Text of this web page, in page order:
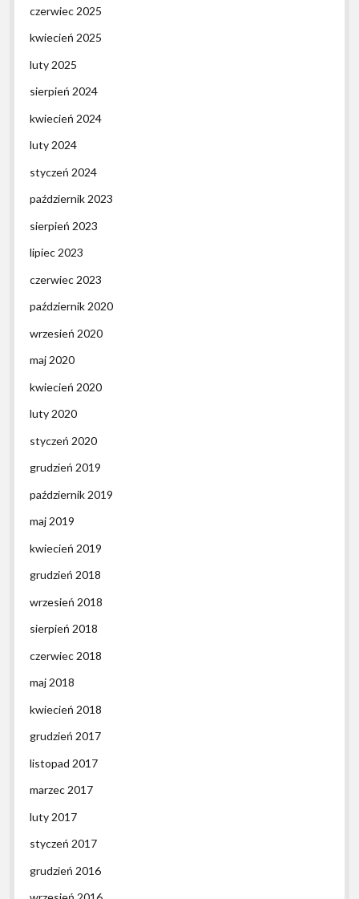
czerwiec 2025
kwiecień 2025
luty 2025
sierpień 2024
kwiecień 2024
luty 2024
styczeń 2024
październik 2023
sierpień 2023
lipiec 2023
czerwiec 2023
październik 2020
wrzesień 2020
maj 2020
kwiecień 2020
luty 2020
styczeń 2020
grudzień 2019
październik 2019
maj 2019
kwiecień 2019
grudzień 2018
wrzesień 2018
sierpień 2018
czerwiec 2018
maj 2018
kwiecień 2018
grudzień 2017
listopad 2017
marzec 2017
luty 2017
styczeń 2017
grudzień 2016